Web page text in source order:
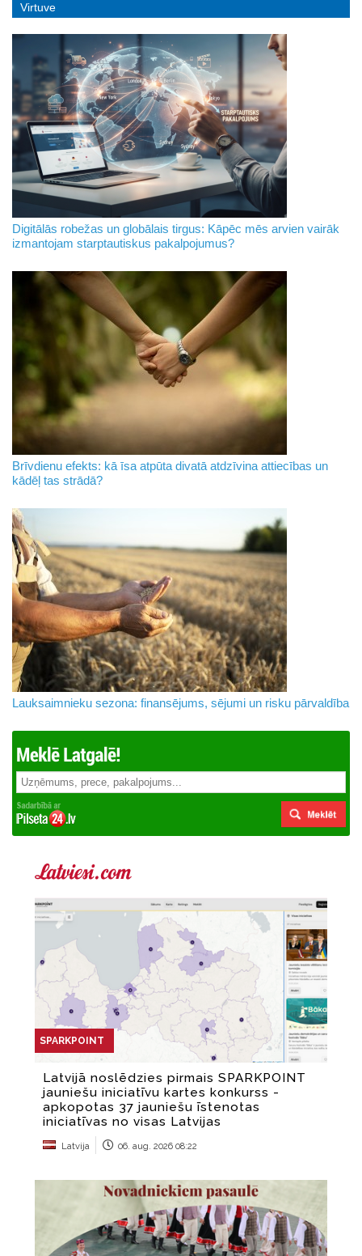
Virtuve
Digitālās robežas un globālais tirgus: Kāpēc mēs arvien vairāk
izmantojam starptautiskus pakalpojumus?
Brīvdienu efekts: kā īsa atpūta divatā atdzīvina attiecības un
kādēļ tas strādā?
Lauksaimnieku sezona: finansējums, sējumi un risku pārvaldība